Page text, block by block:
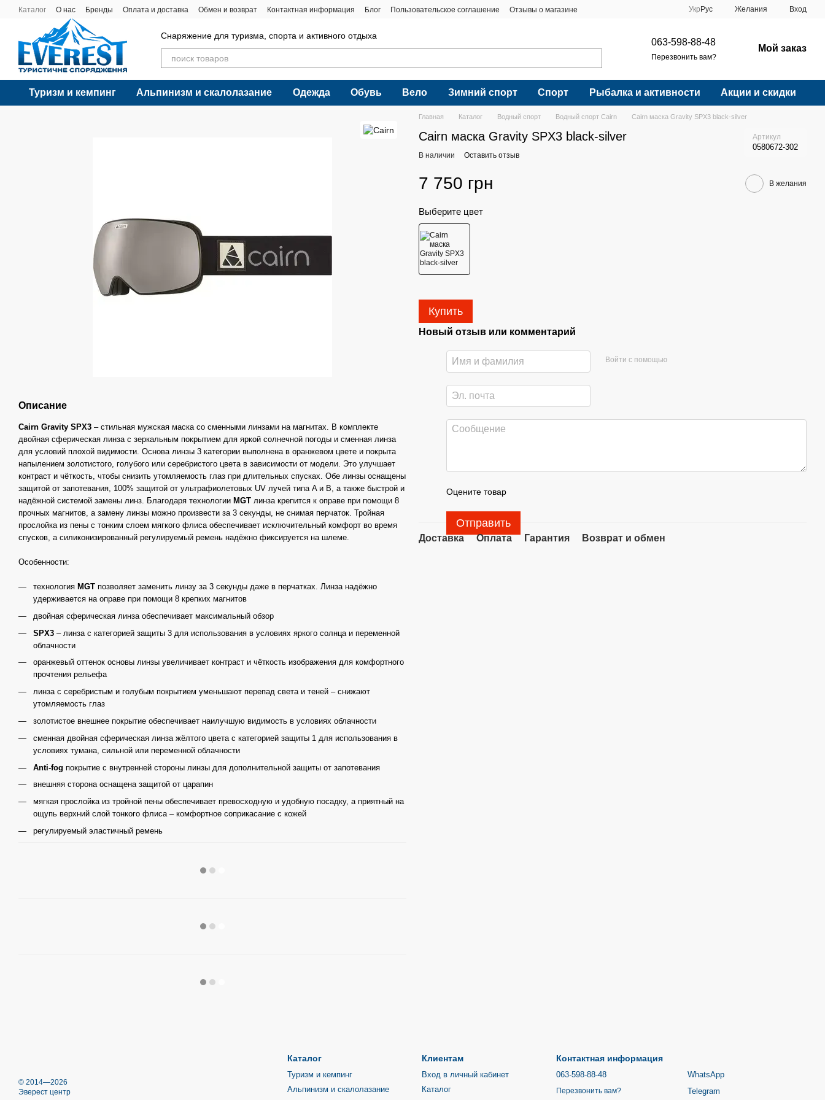
Перейти к основному контенту
Каталог О нас Бренды Оплата и доставка Обмен и возврат Контактная информация Блог Пользовательское соглашение Отзывы о магазине Укр Рус Желания Вход
Снаряжение для туризма, спорта и активного отдыха
063-598-88-48
Перезвонить вам?
Мой заказ
Туризм и кемпинг Альпинизм и скалолазание Одежда Обувь Вело Зимний спорт Спорт Рыбалка и активности Акции и скидки
Описание
Cairn Gravity SPX3 – стильная мужская маска со сменными линзами на магнитах. В комплекте
двойная сферическая линза с зеркальным покрытием для яркой солнечной погоды и сменная линза
для условий плохой видимости. Основа линзы 3 категории выполнена в оранжевом цвете и покрыта
напылением золотистого, голубого или серебристого цвета в зависимости от модели. Это улучшает
контраст и чёткость, чтобы снизить утомляемость глаз при длительных спусках. Обе линзы оснащены
защитой от запотевания, 100% защитой от ультрафиолетовых UV лучей типа A и B, а также быстрой и
надёжной системой замены линз. Благодаря технологии MGT линза крепится к оправе при помощи 8
прочных магнитов, а замену линзы можно произвести за 3 секунды, не снимая перчаток. Тройная
прослойка из пены с тонким слоем мягкого флиса обеспечивает исключительный комфорт во время
спусков, а силиконизированный регулируемый ремень надёжно фиксируется на шлеме.
Особенности:
технология MGT позволяет заменить линзу за 3 секунды даже в перчатках. Линза надёжно
удерживается на оправе при помощи 8 крепких магнитов
двойная сферическая линза обеспечивает максимальный обзор
SPX3 – линза с категорией защиты 3 для использования в условиях яркого солнца и переменной
облачности
оранжевый оттенок основы линзы увеличивает контраст и чёткость изображения для комфортного
прочтения рельефа
линза с серебристым и голубым покрытием уменьшают перепад света и теней – снижают
утомляемость глаз
золотистое внешнее покрытие обеспечивает наилучшую видимость в условиях облачности
сменная двойная сферическая линза жёлтого цвета с категорией защиты 1 для использования в
условиях тумана, сильной или переменной облачности
Anti-fog покрытие с внутренней стороны линзы для дополнительной защиты от запотевания
внешняя сторона оснащена защитой от царапин
мягкая прослойка из тройной пены обеспечивает превосходную и удобную посадку, а приятный на
ощупь верхний слой тонкого флиса – комфортное соприкасание с кожей
регулируемый эластичный ремень
Главная Каталог Водный спорт Водный спорт Cairn Cairn маска Gravity SPX3 black-silver
Cairn маска Gravity SPX3 black-silver Артикул
0580672-302
В наличии Оставить отзыв
7 750 грн В желания
Выберите цвет
Купить
Новый отзыв или комментарий
Войти с помощью
Оцените товар
Отправить
Доставка Оплата Гарантия Возврат и обмен
© 2014—2026
Эверест центр
Каталог
Туризм и кемпинг
Альпинизм и скалолазание
Клиентам
Вход в личный кабинет
Каталог
Контактная информация
063-598-88-48
Перезвонить вам?
WhatsApp
Telegram